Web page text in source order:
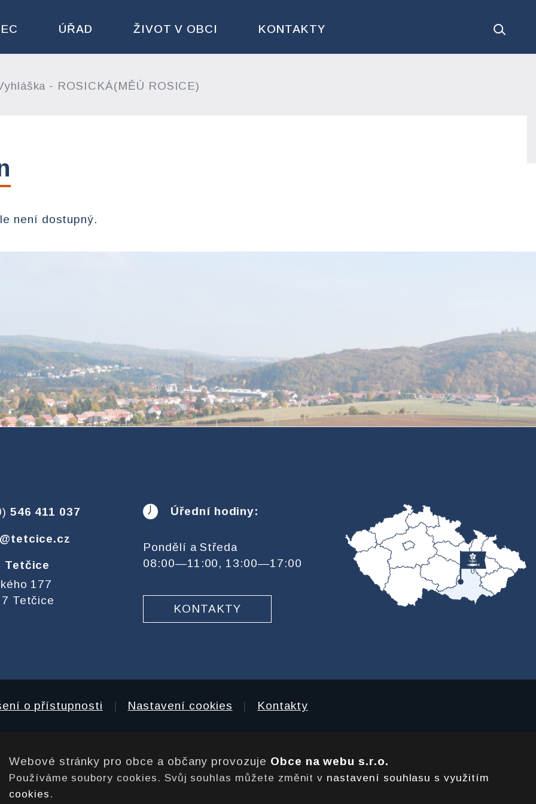
ÚŘAD ŽIVOT V OBCI KONTAKTY
- ROSICKÁ(MĚÚ ROSICE)
není dostupný.
546 411 037
Tetčice
177
Tetčice
Úřední hodiny:
Pondělí a Středa
08:00—11:00, 13:00—17:00
KONTAKTY
o přístupnosti | Nastavení cookies | Kontakty
Webové stránky pro obce a občany provozuje Obce na webu s.r.o.
Používáme soubory cookies. Svůj souhlas můžete změnit v nastavení souhlasu s využitím
cookies .